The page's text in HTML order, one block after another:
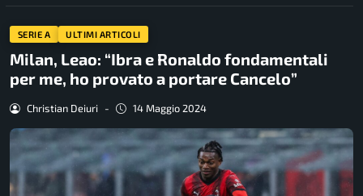
SERIE A ULTIMI ARTICOLI
Milan, Leao: “Ibra e Ronaldo fondamentali
per me, ho provato a portare Cancelo”
Christian Deiuri - 14 Maggio 2024